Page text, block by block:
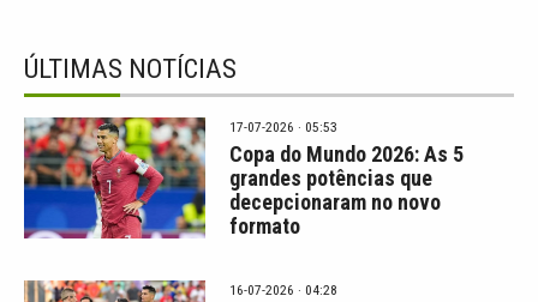
ÚLTIMAS NOTÍCIAS
17-07-2026 · 05:53
Copa do Mundo 2026: As 5
grandes potências que
decepcionaram no novo
formato
16-07-2026 · 04:28